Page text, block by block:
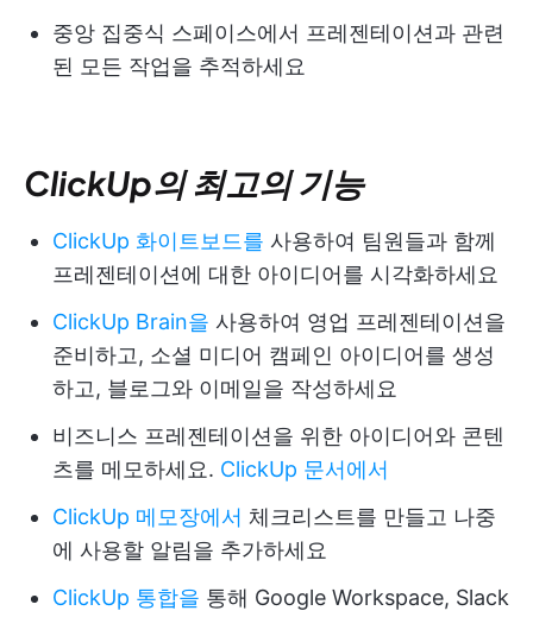
중앙 집중식 스페이스에서 프레젠테이션과 관련
된 모든 작업을 추적하세요
ClickUp의 최고의 기능
ClickUp 화이트보드를 사용하여 팀원들과 함께
프레젠테이션에 대한 아이디어를 시각화하세요
ClickUp Brain을 사용하여 영업 프레젠테이션을
준비하고, 소셜 미디어 캠페인 아이디어를 생성
하고, 블로그와 이메일을 작성하세요
비즈니스 프레젠테이션을 위한 아이디어와 콘텐
츠를 메모하세요. ClickUp 문서에서
ClickUp 메모장에서 체크리스트를 만들고 나중
에 사용할 알림을 추가하세요
ClickUp 통합을 통해 Google Workspace, Slack